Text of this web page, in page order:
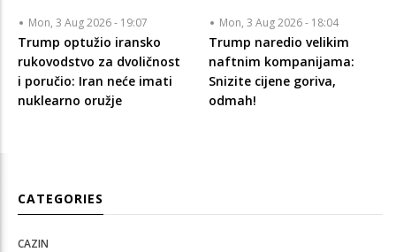
Mon, 3 Aug 2026 - 19:07
Trump optužio iransko
rukovodstvo za dvoličnost
i poručio: Iran neće imati
nuklearno oružje
Mon, 3 Aug 2026 - 18:04
Trump naredio velikim
naftnim kompanijama:
Snizite cijene goriva,
odmah!
CATEGORIES
CAZIN